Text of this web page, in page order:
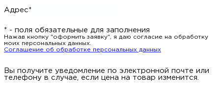
Адрес*
* - поля обязательные для заполнения
Нажав кнопку "оформить заявку", я даю согласие на обработку
моих персональных данных.
Соглашение об обработке персональных данных
Вы получите уведомление по электронной почте или
телефону в случае, если цена на товар изменится.